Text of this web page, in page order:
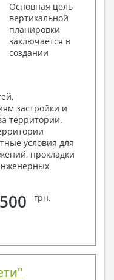
планы с
отделок
материалов
фундаментов
расположения
или Узлы
Основная цель
вертикальной
планировки
заключается в
создании
застройки и
территории.
условия для
прокладки
грн.